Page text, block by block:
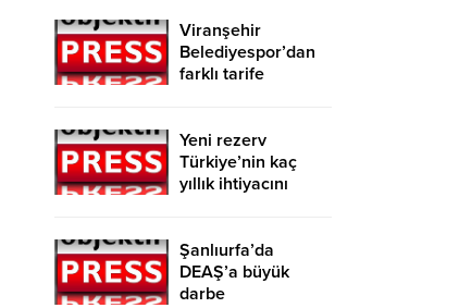
Viranşehir
Belediyespor’dan
farklı tarife
Yeni rezerv
Türkiye’nin kaç
yıllık ihtiyacını
Şanlıurfa’da
DEAŞ’a büyük
darbe